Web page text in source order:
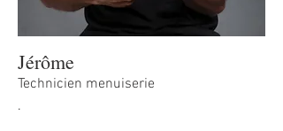
Jérôme
Technicien menuiserie
.